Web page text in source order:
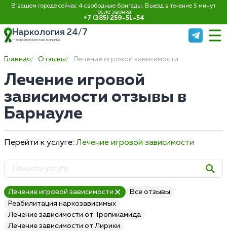
В вашем городе сейчас 4 свободные бригады. Выезд в течение 5 минут
после звонка:
+7 (385) 259-51-54
Наркология 24/7
Наркологическая клиника
Главная Отзывы Лечение игровой зависимости
Лечение игровой
зависимости отзывы в
Барнауле
Перейти к услуге:Лечение игровой зависимости
Лечение игровой зависимости
Все отзывы
Реабилитация наркозависимых
Лечение зависимости от Тропикамида
Лечение зависимости от Лирики